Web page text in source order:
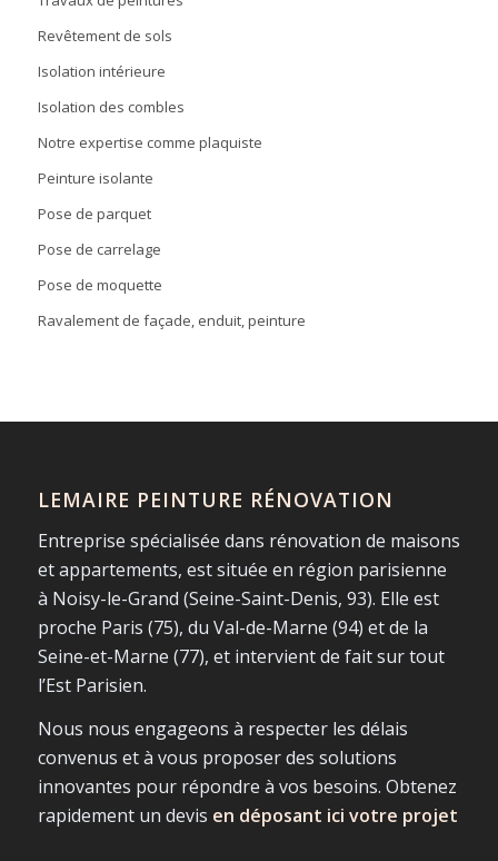
Revêtement de sols
Isolation intérieure
Isolation des combles
Notre expertise comme plaquiste
Peinture isolante
Pose de parquet
Pose de carrelage
Pose de moquette
Ravalement de façade, enduit, peinture
LEMAIRE PEINTURE RÉNOVATION
Entreprise spécialisée dans rénovation de maisons
et appartements, est située en région parisienne
à Noisy-le-Grand (Seine-Saint-Denis, 93). Elle est
proche Paris (75), du Val-de-Marne (94) et de la
Seine-et-Marne (77), et intervient de fait sur tout
l’Est Parisien.
Nous nous engageons à respecter les délais
convenus et à vous proposer des solutions
innovantes pour répondre à vos besoins. Obtenez
rapidement un devis en déposant ici votre projet